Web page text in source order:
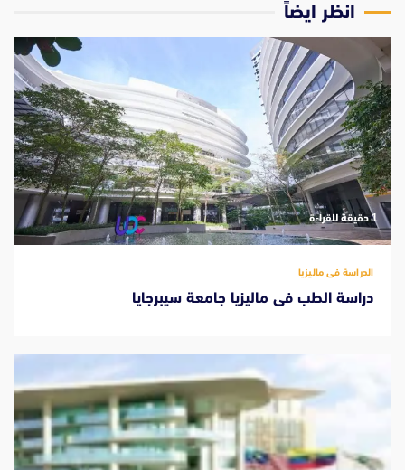
انظر ايضاً
‫1 دقيقة للقراءة
الدراسة فى ماليزيا
دراسة الطب فى ماليزيا جامعة سيبرجايا